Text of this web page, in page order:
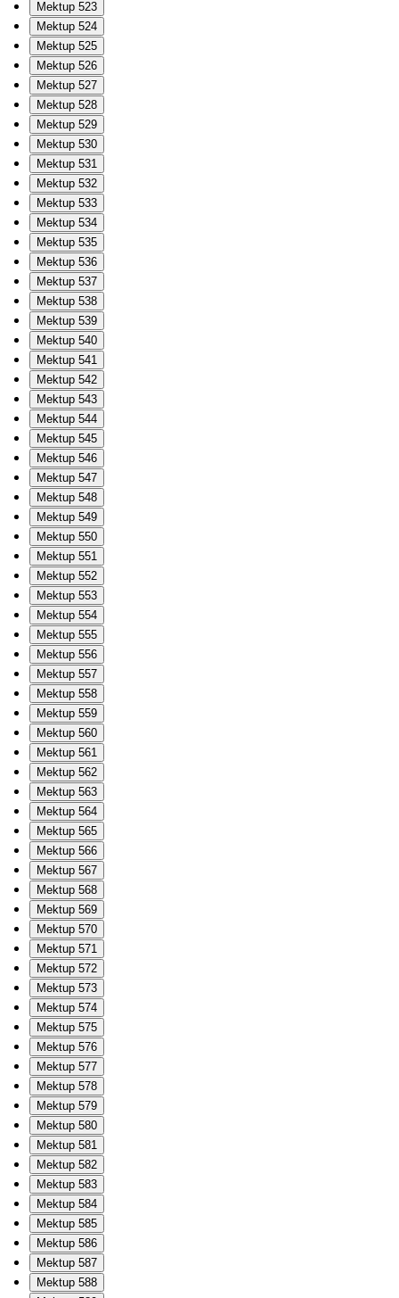
Mektup 523
Mektup 524
Mektup 525
Mektup 526
Mektup 527
Mektup 528
Mektup 529
Mektup 530
Mektup 531
Mektup 532
Mektup 533
Mektup 534
Mektup 535
Mektup 536
Mektup 537
Mektup 538
Mektup 539
Mektup 540
Mektup 541
Mektup 542
Mektup 543
Mektup 544
Mektup 545
Mektup 546
Mektup 547
Mektup 548
Mektup 549
Mektup 550
Mektup 551
Mektup 552
Mektup 553
Mektup 554
Mektup 555
Mektup 556
Mektup 557
Mektup 558
Mektup 559
Mektup 560
Mektup 561
Mektup 562
Mektup 563
Mektup 564
Mektup 565
Mektup 566
Mektup 567
Mektup 568
Mektup 569
Mektup 570
Mektup 571
Mektup 572
Mektup 573
Mektup 574
Mektup 575
Mektup 576
Mektup 577
Mektup 578
Mektup 579
Mektup 580
Mektup 581
Mektup 582
Mektup 583
Mektup 584
Mektup 585
Mektup 586
Mektup 587
Mektup 588